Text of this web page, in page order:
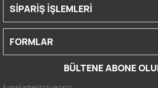
SİPARİŞ İŞLEMLERİ
FORMLAR
BÜLTENE ABONE